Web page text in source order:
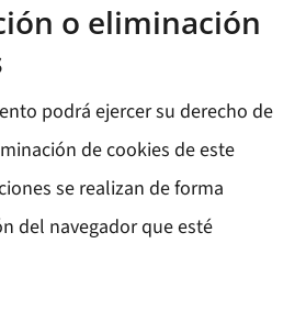
service
o eliminación
podrá ejercer su derecho de
de cookies de este
se realizan de forma
del navegador que esté